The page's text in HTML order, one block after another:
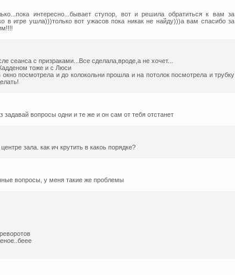
интересно...бывает ступор, вот и решила обратиться к вам за
в игре ушла)))только вот ужасов пока никак не найду)))а вам спасибо за
сеанса с призраками...Все сделала,вроде,а не хочет...
тоже и с Люси
посмотрела и до колокольни прошла и на потолок посмотрела и трубку
задавай вопросы одни и те же и он сам от тебя отстанет
зала. как ич крутить в какоь порядке?
вопросы, у меня такие же проблемы